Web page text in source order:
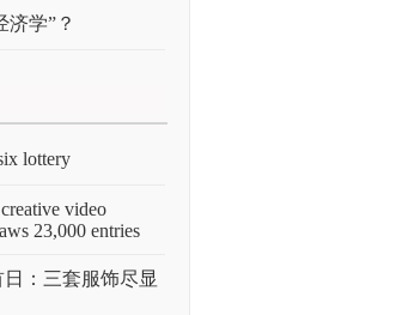
济学”？
lottery
video
23,000 entries
：三套服饰尽显